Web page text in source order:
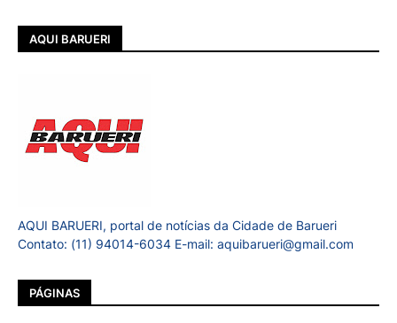
AQUI BARUERI
AQUI BARUERI, portal de notícias da Cidade de Barueri
Contato: (11) 94014-6034 E-mail: aquibarueri@gmail.com
PÁGINAS